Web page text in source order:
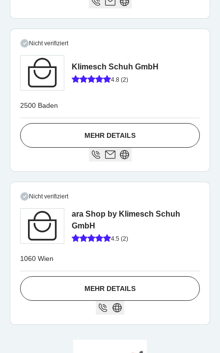
Nicht verifiziert
Klimesch Schuh GmbH
4.8 (2)
2500 Baden
MEHR DETAILS
Nicht verifiziert
ara Shop by Klimesch Schuh
GmbH
4.5 (2)
1060 Wien
MEHR DETAILS